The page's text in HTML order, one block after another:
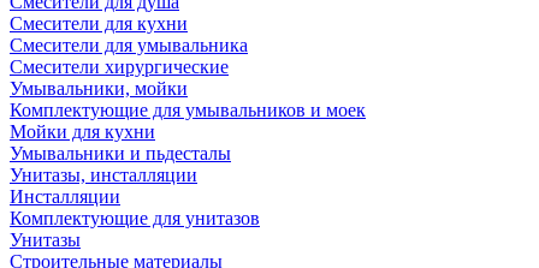
Смесители для кухни
Смесители для умывальника
Смесители хирургические
Умывальники, мойки
Комплектующие для умывальников и моек
Мойки для кухни
Умывальники и пьдесталы
Унитазы, инсталляции
Инсталляции
Комплектующие для унитазов
Унитазы
Строительные материалы